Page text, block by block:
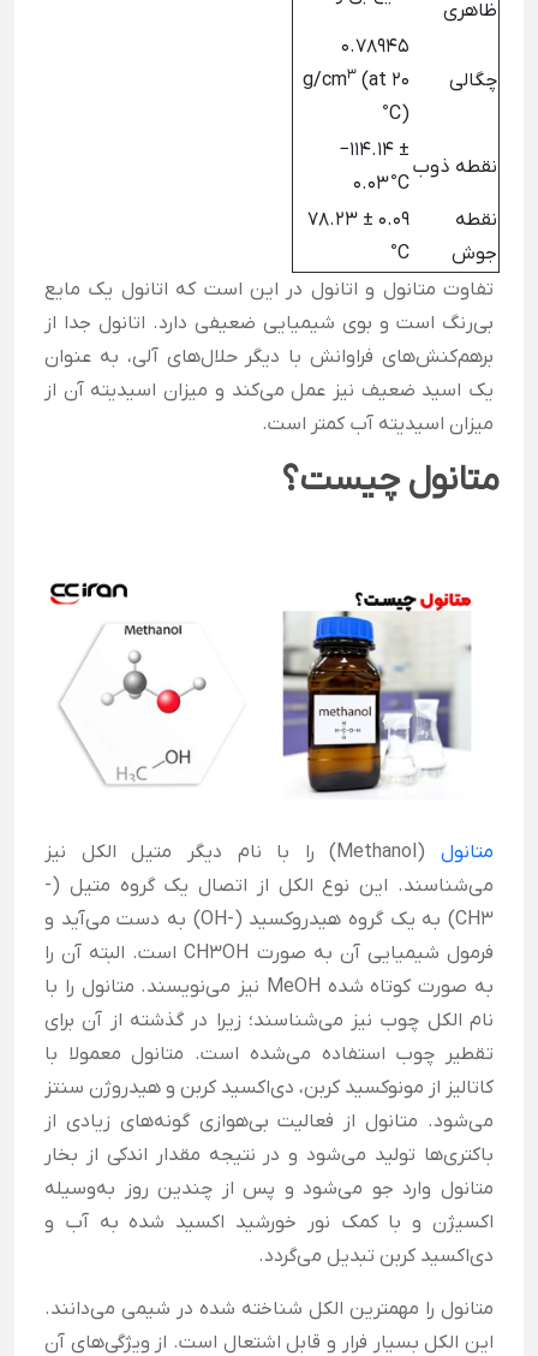
ظاهری
چگالی
0.78945
g/cm3 (at 20
°C)
نقطه ذوب
−114.14 ±
0.03 °C
نقطه
جوش
78.23 ± 0.09
°C
تفاوت متانول و اتانول در این است که اتانول یک مایع
بی‌رنگ است و بوی شیمیایی ضعیفی دارد. اتانول جدا از
برهم‌کنش‌های فراوانش با دیگر حلال‌های آلی، به عنوان
یک اسید ضعیف نیز عمل می‌کند و میزان اسیدیته آن از
میزان اسیدیته آب کمتر است.
متانول چیست؟
متانول
(Methanol) را با نام دیگر متیل الکل نیز
می‌شناسند. این نوع الکل از اتصال یک گروه متیل (-
CH3) به یک گروه هیدروکسید (-OH) به دست می‌آید و
فرمول شیمیایی آن به صورت CH3OH است. البته آن را
به صورت کوتاه شده MeOH نیز می‌نویسند. متانول را با
نام الکل چوب نیز می‌شناسند؛ زیرا در گذشته از آن برای
تقطیر چوب استفاده می‌شده است. متانول معمولا با
کاتالیز از مونوکسید کربن، دی‌اکسید کربن و هیدروژن سنتز
می‌شود. متانول از فعالیت بی‌هوازی گونه‌های زیادی از
باکتری‌ها تولید می‌شود و در نتیجه مقدار اندکی از بخار
متانول وارد جو می‌شود و پس از چندین روز به‌وسیله
اکسیژن و با کمک نور خورشید اکسید شده به آب و
دی‌اکسید کربن تبدیل می‌گردد.
متانول را مهمترین الکل شناخته شده در شیمی می‌دانند.
این الکل بسیار فرار و قابل اشتعال است. از ویژگی‌های آن